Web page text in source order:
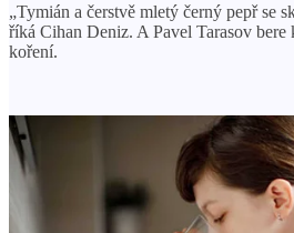
„Tymián a čerstvě mletý černý pepř se
říká Cihan Deniz. A Pavel Tarasov
koření.